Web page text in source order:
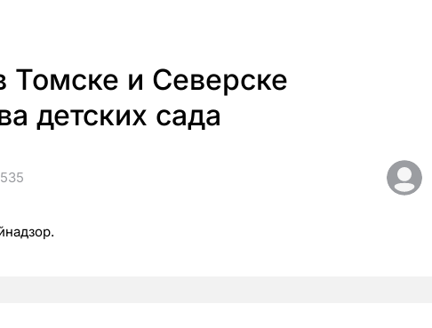
Томске и Северске
детских сада